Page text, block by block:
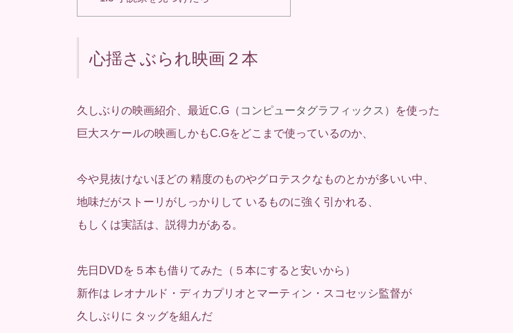
心揺さぶられ映画２本
久しぶりの映画紹介、最近C.G（ コンピュータグラフィックス）
を使った
巨大スケールの映画しかもC.Gをどこまで使っているのか、
今や見抜けないほどの 精度のものやグロテスクなものとかが多いい中、
地味だがストーリがしっかりして いるものに強く引かれる、
もしくは実話は、説得力がある。
先日DVDを５本も借りてみた（５本にすると安いから）
新作は レオナルド・ディカプリオとマーティン・スコセッシ監督が
久しぶりに タッグを組んだ